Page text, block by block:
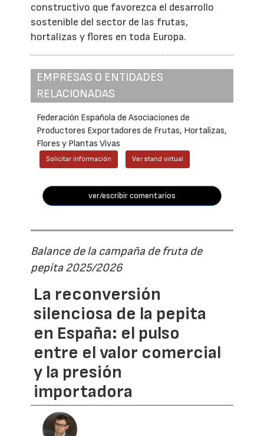
constructivo que favorezca el desarrollo
sostenible del sector de las frutas,
hortalizas y flores en toda Europa.
EMPRESAS O ENTIDADES
RELACIONADAS
Federación Española de Asociaciones de
Productores Exportadores de Frutas, Hortalizas,
Flores y Plantas Vivas
Solicitar información Ver stand virtual
ver/escribir comentarios
Balance de la campaña de fruta de
pepita 2025/2026
La reconversión
silenciosa de la pepita
en España: el pulso
entre el valor comercial
y la presión
importadora